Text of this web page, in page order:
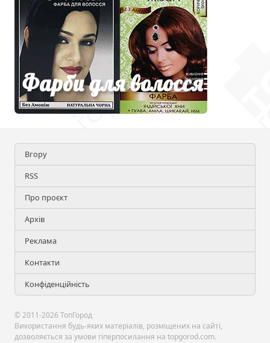
Вгору
RSS
Про проєкт
Архів
Реклама
Контакти
Конфіденційність
© 2011-2026 ТопГород
Використання будь-яких матеріалів, розміщених на сайті,
дозволяється за умови гіперпосилання на topgorod.com.